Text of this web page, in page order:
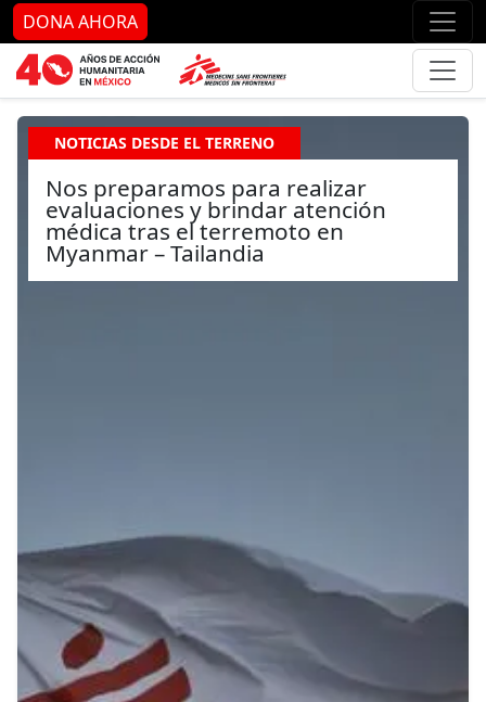
Ir al contenido principal Ir
DONA AHORA
NOTICIAS DESDE EL TERRENO
Nos preparamos para realizar
evaluaciones y brindar atención
médica tras el terremoto en
Myanmar – Tailandia